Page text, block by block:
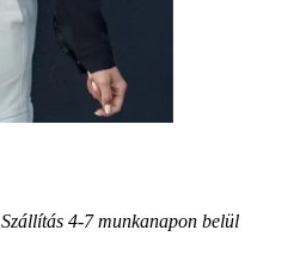
Szállítás 4-7 munkanapon belül